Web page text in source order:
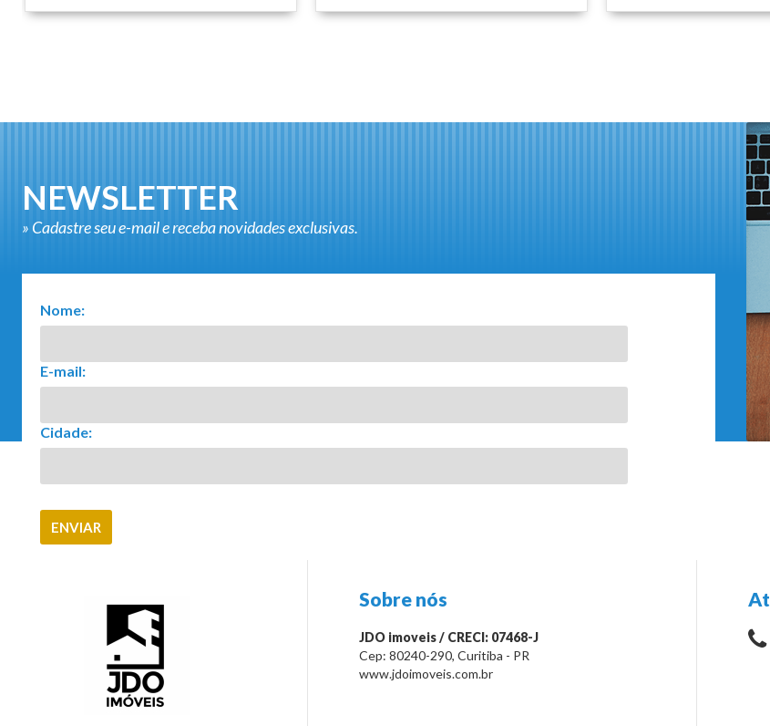
NEWSLETTER
» Cadastre seu e-mail e receba novidades exclusivas.
Nome:
E-mail:
Cidade:
Sobre nós
JDO imoveis / CRECI: 07468-J
Cep: 80240-290, Curitiba - PR
www.jdoimoveis.com.br